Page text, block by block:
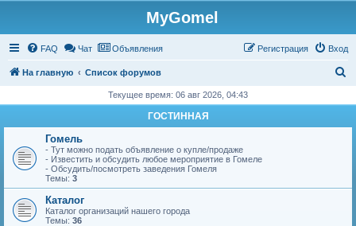
MyGomel
FAQ Чат Объявления Вход
Регистрация
На главную Список форумов
с
Текущее время: 06 авг 2026, 04:43
ГОСТИННАЯ
Гомель
- Тут можно подать объявление о купле/продаже
- Известить и обсудить любое мероприятие в Гомеле
- Обсудить/посмотреть заведения Гомеля
Темы: 3
Каталог
Каталог организаций нашего города
Темы: 36